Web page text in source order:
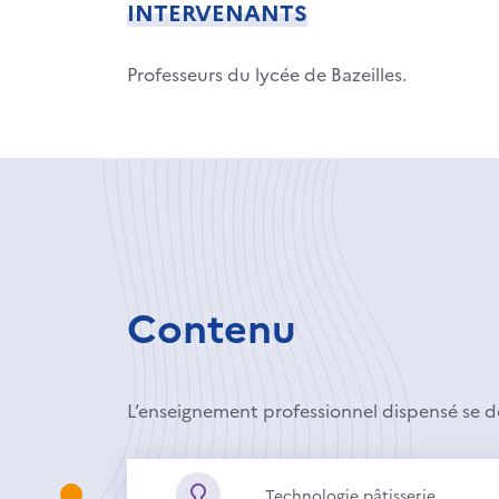
INTERVENANTS
Professeurs du lycée de Bazeilles.
Contenu
L’enseignement professionnel dispensé se